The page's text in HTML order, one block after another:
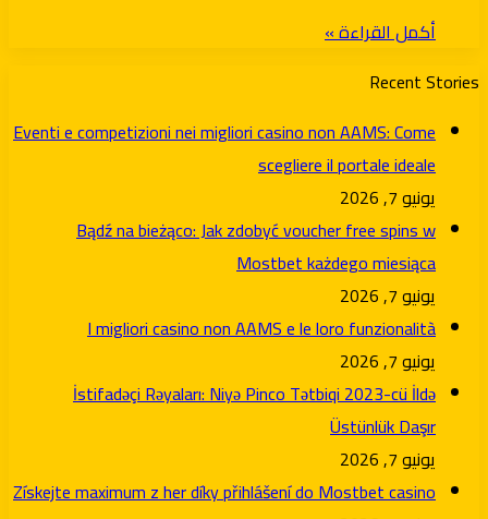
أكمل القراءة »
Recent Stories
Eventi e competizioni nei migliori casino non AAMS: Come
scegliere il portale ideale
يونيو 7, 2026
Bądź na bieżąco: Jak zdobyć voucher free spins w
Mostbet każdego miesiąca
يونيو 7, 2026
I migliori casino non AAMS e le loro funzionalità
يونيو 7, 2026
İstifadəçi Rəyaları: Niyə Pinco Tətbiqi 2023-cü İldə
Üstünlük Daşır
يونيو 7, 2026
Získejte maximum z her díky přihlášení do Mostbet casino